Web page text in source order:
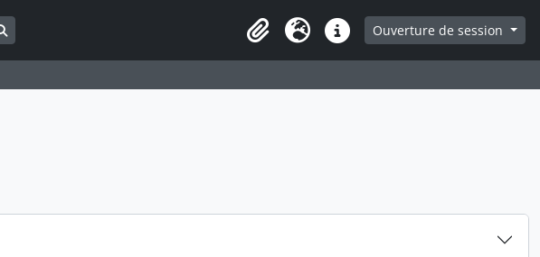
Presse-papier
LangueLiens rapidesOuverture de session